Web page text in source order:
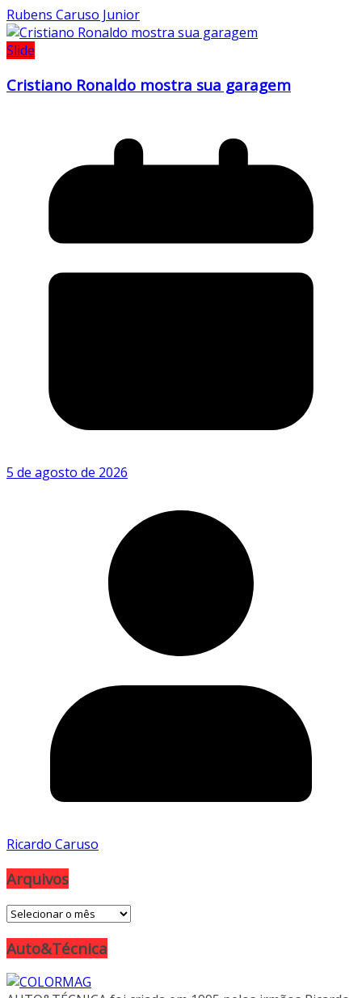
Rubens Caruso Junior
Slide
Cristiano Ronaldo mostra sua garagem
5 de agosto de 2026
Ricardo Caruso
Arquivos
Arquivos
Auto&Técnica